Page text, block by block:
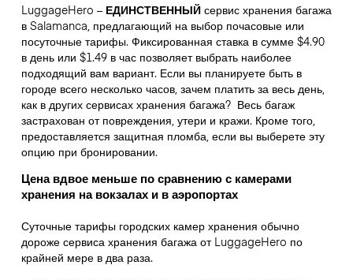
LuggageHero – ЕДИНСТВЕННЫЙсервис хранения багажа
в Salamanca, предлагающий на выбор почасовые или
посуточные тарифы. Фиксированная ставка в сумме $4.90
в день или $1.49 в час позволяет выбрать наиболее
подходящий вам вариант. Если вы планируете быть в
городе всего несколько часов, зачем платить за весь день,
как в других сервисах хранения багажа? Весь багаж
застрахован от повреждения, утери и кражи. Кроме того,
предоставляется защитная пломба, если вы выберете эту
опцию при бронировании.
Цена вдвое меньше по сравнению с камерами
хранения на вокзалах и в аэропортах
Суточные тарифы городских камер хранения обычно
дороже сервиса хранения багажа от LuggageHero по
крайней мере в два раза.